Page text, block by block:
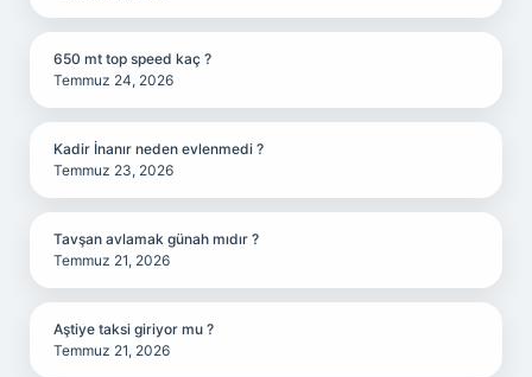
650 mt top speed kaç ?
Temmuz 24, 2026
Kadir İnanır neden evlenmedi ?
Temmuz 23, 2026
Tavşan avlamak günah mıdır ?
Temmuz 21, 2026
Aştiye taksi giriyor mu ?
Temmuz 21, 2026